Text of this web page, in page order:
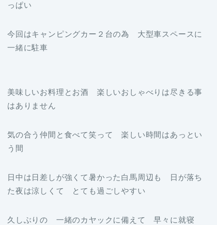
っぱい
今回はキャンピングカー２台の為 大型車スペースに
一緒に駐車
美味しいお料理とお酒 楽しいおしゃべりは尽きる事
はありません
気の合う仲間と食べて笑って 楽しい時間はあっとい
う間
日中は日差しが強くて暑かった白馬周辺も 日が落ち
た夜は涼しくて とても過ごしやすい
久しぶりの 一緒のカヤックに備えて 早々に就寝